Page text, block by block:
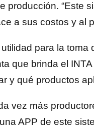
“Este
a sus costos y al
para la toma
que brinda el
y qué productos
vez más
APP de este